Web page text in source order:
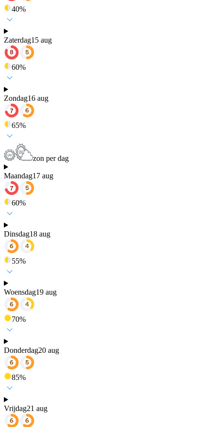
40%
Zaterdag15 aug
60%
Zondag16 aug
65%
zon per dag
Maandag17 aug
60%
Dinsdag18 aug
55%
Woensdag19 aug
70%
Donderdag20 aug
85%
Vrijdag21 aug